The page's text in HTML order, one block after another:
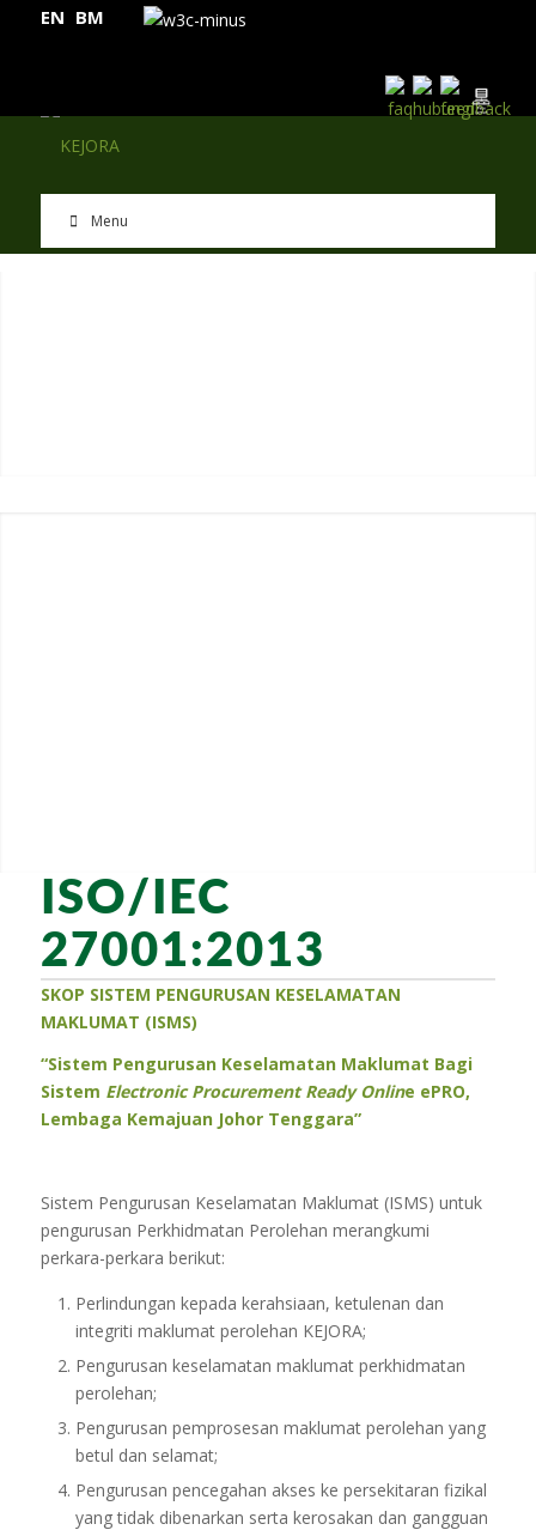
EN BM
Menu
ISO/IEC
27001:2013
SKOP SISTEM PENGURUSAN KESELAMATAN
MAKLUMAT (ISMS)
“Sistem Pengurusan Keselamatan Maklumat Bagi
Sistem Electronic Procurement Ready Online ePRO,
Lembaga Kemajuan Johor Tenggara”
Sistem Pengurusan Keselamatan Maklumat (ISMS) untuk
pengurusan Perkhidmatan Perolehan merangkumi
perkara-perkara berikut:
Perlindungan kepada kerahsiaan, ketulenan dan
integriti maklumat perolehan KEJORA;
Pengurusan keselamatan maklumat perkhidmatan
perolehan;
Pengurusan pemprosesan maklumat perolehan yang
betul dan selamat;
Pengurusan pencegahan akses ke persekitaran fizikal
yang tidak dibenarkan serta kerosakan dan gangguan